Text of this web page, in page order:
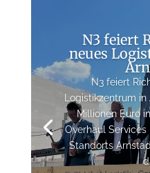
N3 feiert
neues
N3 feiert
Logistikzentrum
Millionen Euro
Overhaul
Standorts